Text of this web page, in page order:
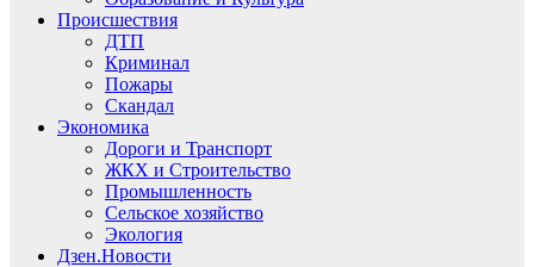
Происшествия
ДТП
Криминал
Пожары
Скандал
Экономика
Дороги и Транспорт
ЖКХ и Строительство
Промышленность
Сельское хозяйство
Экология
Дзен.Новости